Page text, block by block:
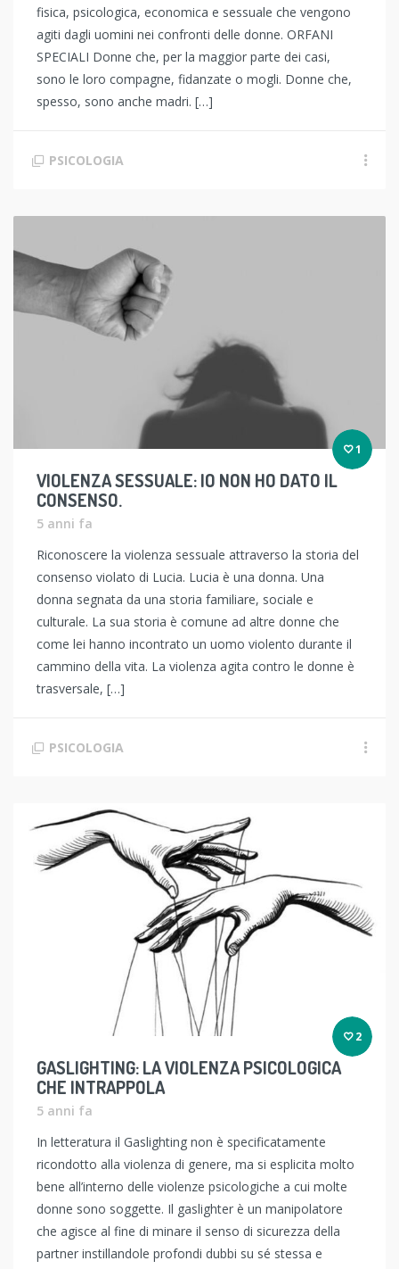
fisica, psicologica, economica e sessuale che vengono
agiti dagli uomini nei confronti delle donne. ORFANI
SPECIALI Donne che, per la maggior parte dei casi,
sono le loro compagne, fidanzate o mogli. Donne che,
spesso, sono anche madri. […]
PSICOLOGIA
1
VIOLENZA SESSUALE: IO NON HO DATO IL
CONSENSO.
5 anni fa
Riconoscere la violenza sessuale attraverso la storia del
consenso violato di Lucia. Lucia è una donna. Una
donna segnata da una storia familiare, sociale e
culturale. La sua storia è comune ad altre donne che
come lei hanno incontrato un uomo violento durante il
cammino della vita. La violenza agita contro le donne è
trasversale, […]
PSICOLOGIA
2
GASLIGHTING: LA VIOLENZA PSICOLOGICA
CHE INTRAPPOLA
5 anni fa
In letteratura il Gaslighting non è specificatamente
ricondotto alla violenza di genere, ma si esplicita molto
bene all’interno delle violenze psicologiche a cui molte
donne sono soggette. Il gaslighter è un manipolatore
che agisce al fine di minare il senso di sicurezza della
partner instillandole profondi dubbi su sé stessa e